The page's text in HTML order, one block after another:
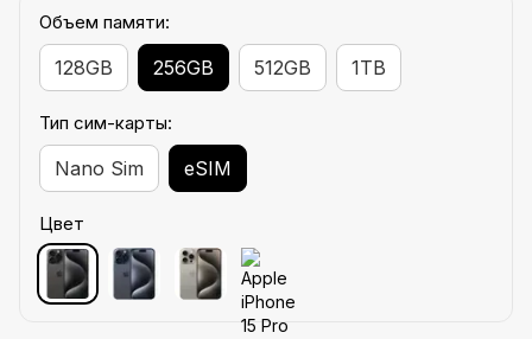
Объем памяти:
128GB 256GB 512GB 1TB
Тип сим-карты:
Nano Sim eSIM
Цвет